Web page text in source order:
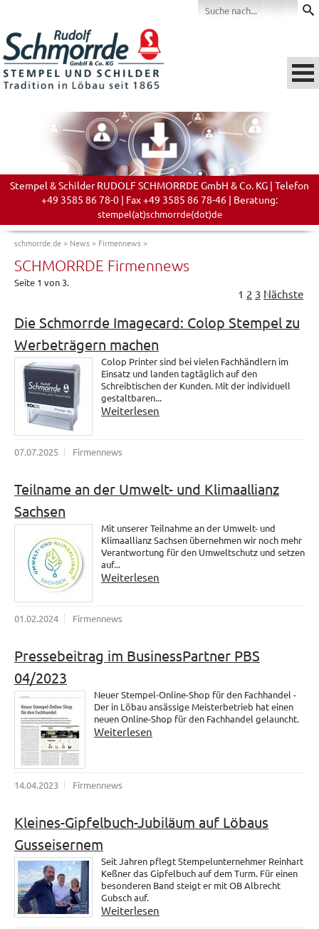
Stempel & Schilder RUDOLF SCHMORRDE GmbH & Co. KG | Telefon
+49 3585 86 78-0 | Fax +49 3585 86 78-46 | Beratung:
stempel(at)schmorrde(dot)de
schmorrde.de> News> Firmennews>
SCHMORRDE Firmennews
Seite 1 von 3.
1 2 3 Nächste
Die Schmorrde Imagecard: Colop Stempel zu
Werbeträgern machen
Colop Printer sind bei vielen Fachhändlern im
Einsatz und landen tagtäglich auf den
Schreibtischen der Kunden. Mit der individuell
gestaltbaren...
Weiterlesen
07.07.2025 Firmennews
Teilname an der Umwelt- und Klimaallianz
Sachsen
Mit unserer Teilnahme an der Umwelt- und
Klimaallianz Sachsen übernehmen wir noch mehr
Verantwortung für den Umweltschutz und setzen
auf...
Weiterlesen
01.02.2024 Firmennews
Pressebeitrag im BusinessPartner PBS
04/2023
Neuer Stempel-Online-Shop für den Fachhandel -
Der in Löbau ansässige Meisterbetrieb hat einen
neuen Online-Shop für den Fachhandel gelauncht.
Weiterlesen
14.04.2023 Firmennews
Kleines-Gipfelbuch-Jubiläum auf Löbaus
Gusseisernem
Seit Jahren pflegt Stempelunternehmer Reinhart
Keßner das Gipfelbuch auf dem Turm. Für einen
besonderen Band steigt er mit OB Albrecht
Gubsch auf.
Weiterlesen